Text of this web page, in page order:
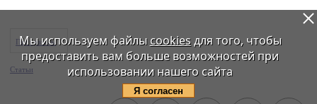
Программы
Статьи
Мы используем файлы cookiesдля того, чтобы
предоставить вам больше возможностей при
использовании нашего сайта